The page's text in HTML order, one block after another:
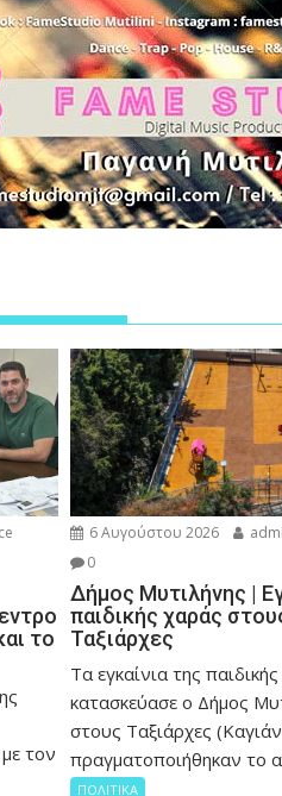
το
τον
6 Αυγούστου 2026
0
Δήμος Μυτιλήνης |
παιδικής χαράς
Ταξιάρχες
Tα εγκαίνια της
κατασκεύασε ο Δήμος
στους Ταξιάρχες
πραγματοποιήθηκαν το
ΠΟΛΙΤΙΚΑ